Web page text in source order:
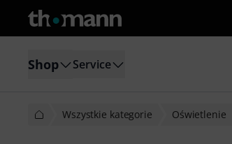
Shop Service
Wszystkie kategorie Oświetlenie